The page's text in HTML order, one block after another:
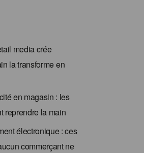
media crée
la transforme en
en magasin : les
reprendre la main
électronique : ces
commerçant ne